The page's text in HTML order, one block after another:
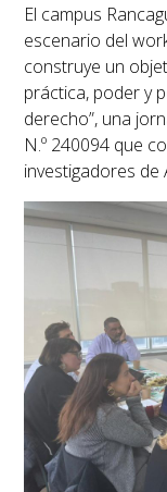
El campus
escenario del
construye un
práctica, poder y
derecho”, una
N.º 240094 que
investigadores de